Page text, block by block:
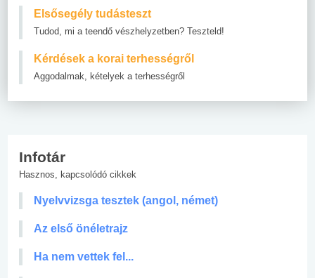
Elsősegély tudásteszt
Tudod, mi a teendő vészhelyzetben? Teszteld!
Kérdések a korai terhességről
Aggodalmak, kételyek a terhességről
Infotár
Hasznos, kapcsolódó cikkek
Nyelvvizsga tesztek (angol, német)
Az első önéletrajz
Ha nem vettek fel...